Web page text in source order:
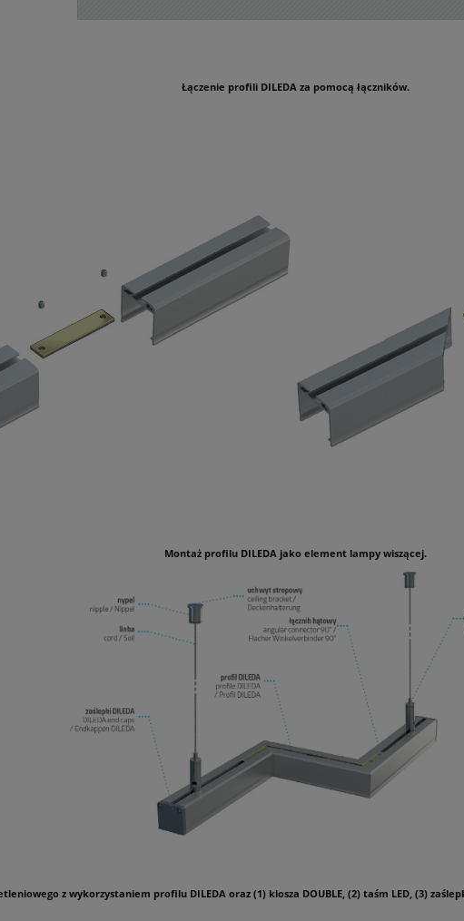
Łączenie profili DILEDA za pomocą łączników.
Montaż profilu DILEDA jako element lampy wiszącej.
z wykorzystaniem profilu DILEDA oraz (1) klosza DOUBLE, (2) taśm LED, (3)